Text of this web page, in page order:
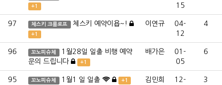
+1
15
97 체스키 크룸로프 체스키 예약이욥~!
+1
이연규
04-
12
4
96 꼬노피슈체
1월28일 일출 비행 예약
문의 드립니다
+1
배가은
01-
05
6
95 꼬노피슈체 1월1 일 일출 +1 김민희
12-
3